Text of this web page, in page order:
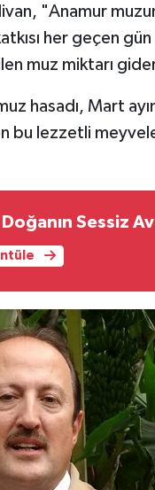
"Anamur
her geçen
muz miktarı
hasadı, Mart
bu lezzetli
Sessiz